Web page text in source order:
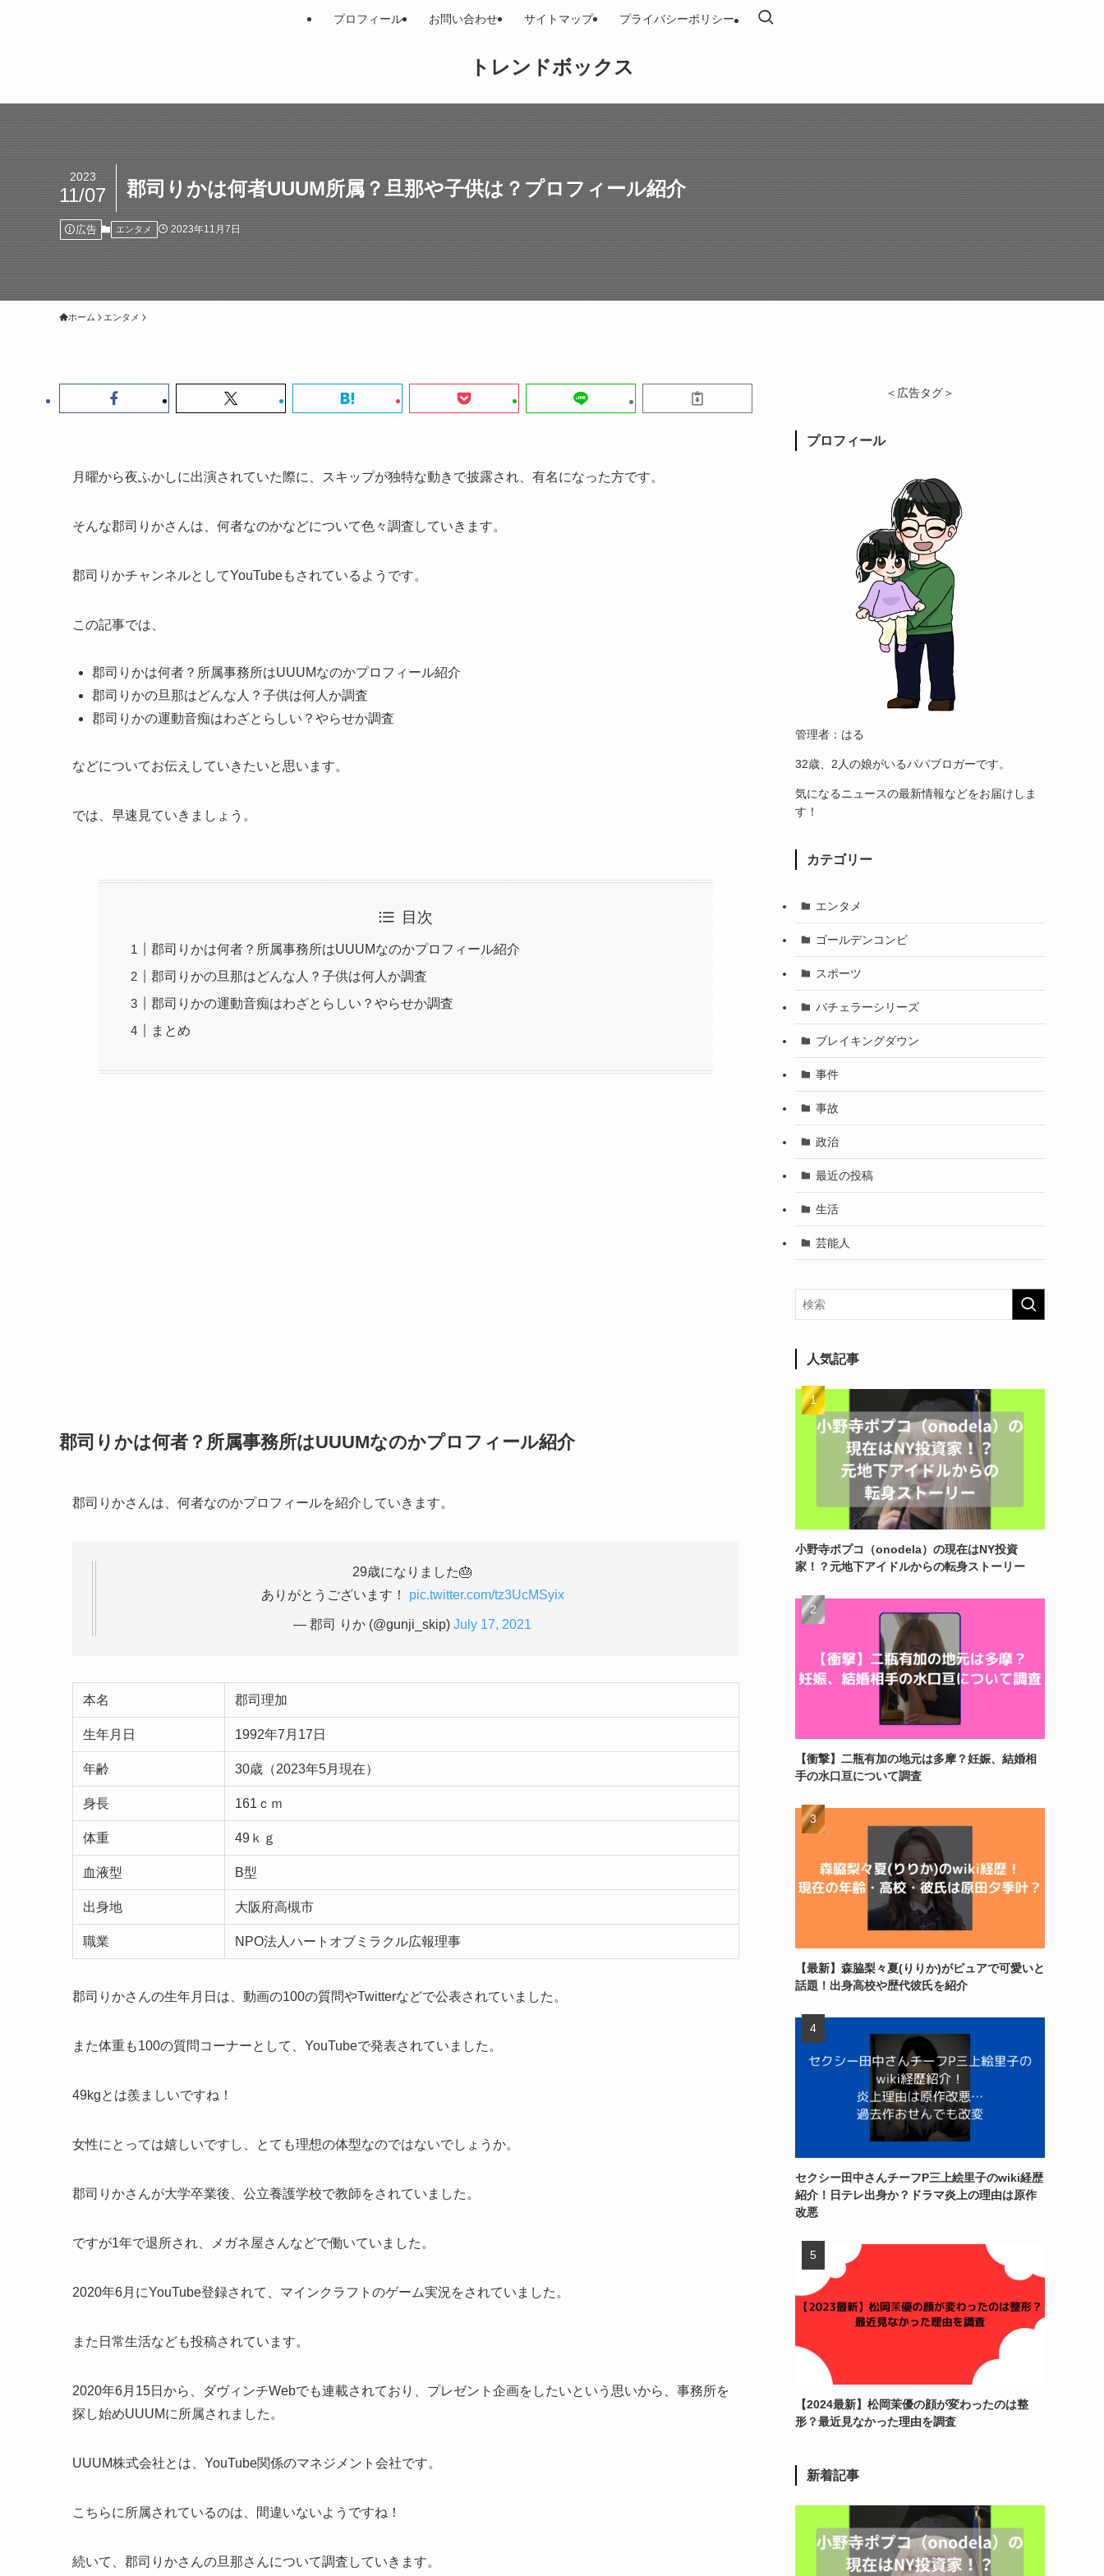
トレンドボックス
プロフィール お問い合わせ サイトマップ プライバシーポリシー
郡司りかは何者UUUM所属？旦那や子供は？プロフィール紹介
2023
11/07
広告 エンタメ 2023年11月7日
ホーム エンタメ
月曜から夜ふかしに出演されていた際に、スキップが独特な動きで披露され、有名になった方です。
そんな郡司りかさんは、何者なのかなどについて色々調査していきます。
郡司りかチャンネルとしてYouTubeもされているようです。
この記事では、
郡司りかは何者？所属事務所はUUUMなのかプロフィール紹介
郡司りかの旦那はどんな人？子供は何人か調査
郡司りかの運動音痴はわざとらしい？やらせか調査
などについてお伝えしていきたいと思います。
では、早速見ていきましょう。
目次
郡司りかは何者？所属事務所はUUUMなのかプロフィール紹介
郡司りかの旦那はどんな人？子供は何人か調査
郡司りかの運動音痴はわざとらしい？やらせか調査
まとめ
郡司りかは何者？所属事務所はUUUMなのかプロフィール紹介
郡司りかさんは、何者なのかプロフィールを紹介していきます。
29歳になりました🎂
ありがとうございます！ pic.twitter.com/tz3UcMSyix
— 郡司 りか (@gunji_skip) July 17, 2021
本名 郡司理加
生年月日 1992年7月17日
年齢 30歳（2023年5月現在）
身長 161ｃｍ
体重 49ｋｇ
血液型 B型
出身地 大阪府高槻市
職業 NPO法人ハートオブミラクル広報理事
郡司りかさんの生年月日は、動画の100の質問やTwitterなどで公表されていました。
また体重も100の質問コーナーとして、YouTubeで発表されていました。
49kgとは羨ましいですね！
女性にとっては嬉しいですし、とても理想の体型なのではないでしょうか。
郡司りかさんが大学卒業後、公立養護学校で教師をされていました。
ですが1年で退所され、メガネ屋さんなどで働いていました。
2020年6月にYouTube登録されて、マインクラフトのゲーム実況をされていました。
また日常生活なども投稿されています。
2020年6月15日から、ダヴィンチWebでも連載されており、プレゼント企画をしたいという思いから、事務所を
探し始めUUUMに所属されました。
UUUM株式会社とは、YouTube関係のマネジメント会社です。
こちらに所属されているのは、間違いないようですね！
続いて、郡司りかさんの旦那さんについて調査していきます。
＜広告タグ＞
プロフィール
管理者：はる
32歳、2人の娘がいるパパブロガーです。
気になるニュースの最新情報などをお届けしま
す！
カテゴリー
エンタメ
ゴールデンコンビ
スポーツ
バチェラーシリーズ
ブレイキングダウン
事件
事故
政治
最近の投稿
生活
芸能人
人気記事
小野寺ポプコ（onodela）の現在はNY投資
家！？元地下アイドルからの転身ストーリー
【衝撃】二瓶有加の地元は多摩？妊娠、結婚相
手の水口亘について調査
【最新】森脇梨々夏(りりか)がピュアで可愛いと
話題！出身高校や歴代彼氏を紹介
セクシー田中さんチーフP三上絵里子のwiki経歴
紹介！日テレ出身か？ドラマ炎上の理由は原作
改悪
【2024最新】松岡茉優の顔が変わったのは整
形？最近見なかった理由を調査
新着記事